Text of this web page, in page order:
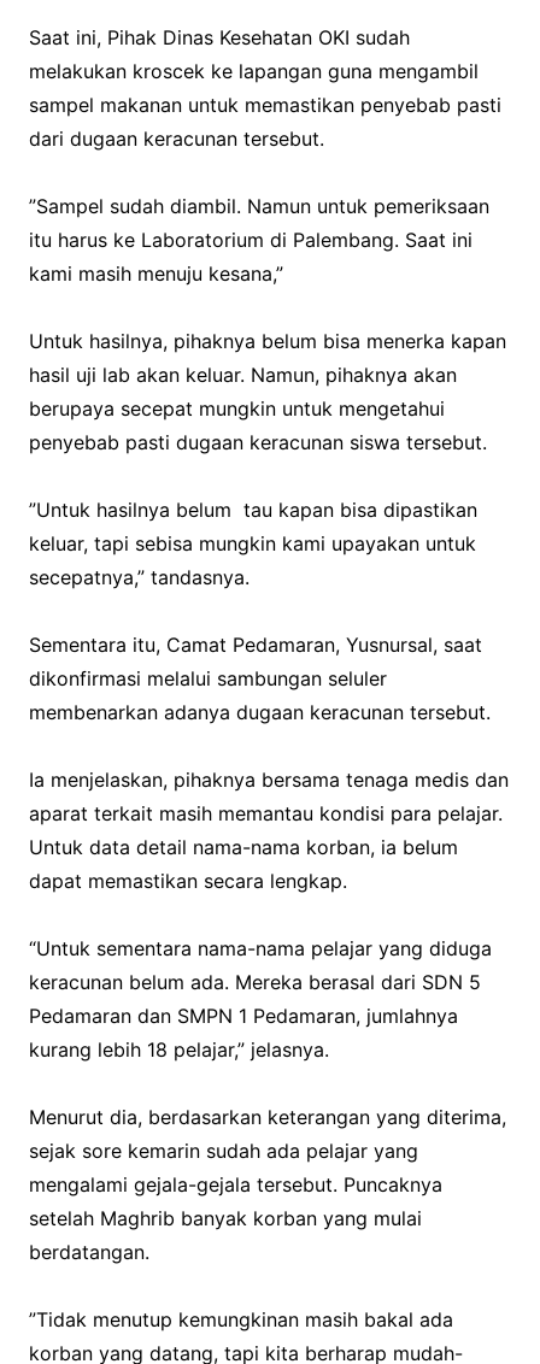
‎Saat ini, Pihak Dinas Kesehatan OKI sudah
melakukan kroscek ke lapangan guna mengambil
sampel makanan untuk memastikan penyebab pasti
dari dugaan keracunan tersebut.
‎”Sampel sudah diambil. Namun untuk pemeriksaan
itu harus ke Laboratorium di Palembang. Saat ini
kami masih menuju kesana,”
‎Untuk hasilnya, pihaknya belum bisa menerka kapan
hasil uji lab akan keluar. Namun, pihaknya akan
berupaya secepat mungkin untuk mengetahui
penyebab pasti dugaan keracunan siswa tersebut.
‎”Untuk hasilnya belum tau kapan bisa dipastikan
keluar, tapi sebisa mungkin kami upayakan untuk
secepatnya,” tandasnya.
‎Sementara itu, Camat Pedamaran, Yusnursal, saat
dikonfirmasi melalui sambungan seluler
membenarkan adanya dugaan keracunan tersebut.
‎Ia menjelaskan, pihaknya bersama tenaga medis dan
aparat terkait masih memantau kondisi para pelajar.
Untuk data detail nama-nama korban, ia belum
dapat memastikan secara lengkap.
‎“Untuk sementara nama-nama pelajar yang diduga
keracunan belum ada. Mereka berasal dari SDN 5
Pedamaran dan SMPN 1 Pedamaran, jumlahnya
kurang lebih 18 pelajar,” jelasnya.
‎Menurut dia, berdasarkan keterangan yang diterima,
sejak sore kemarin sudah ada pelajar yang
mengalami gejala-gejala tersebut. Puncaknya
setelah Maghrib banyak korban yang mulai
berdatangan.
‎”Tidak menutup kemungkinan masih bakal ada
korban yang datang, tapi kita berharap mudah-